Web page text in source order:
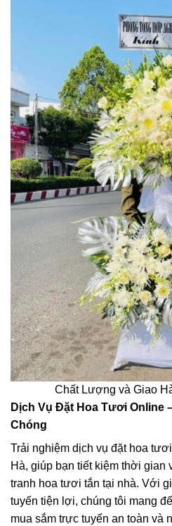
Chất Lượng và Giao
Dịch Vụ Đặt Hoa Tươi Online
Chóng
Trải nghiệm dịch vụ đặt hoa
Hà, giúp bạn tiết kiệm thời
tranh hoa tươi tắn tại nhà. Với
tuyến tiện lợi, chúng tôi mang
mua sắm trực tuyến an toàn và